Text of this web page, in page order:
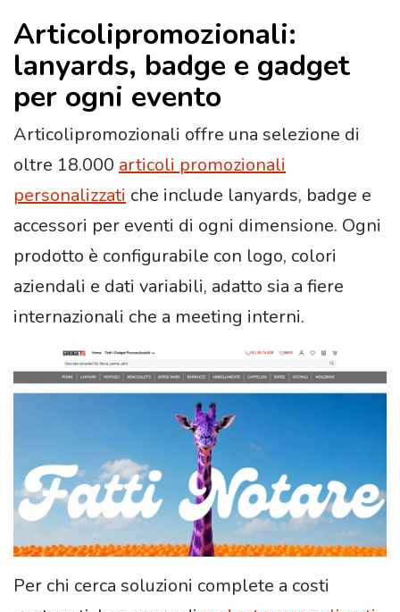
Articolipromozionali:
lanyards, badge e gadget
per ogni evento
Articolipromozionali offre una selezione di
oltre 18.000 articoli promozionali
personalizzati che include lanyards, badge e
accessori per eventi di ogni dimensione. Ogni
prodotto è configurabile con logo, colori
aziendali e dati variabili, adatto sia a fiere
internazionali che a meeting interni.
Per chi cerca soluzioni complete a costi